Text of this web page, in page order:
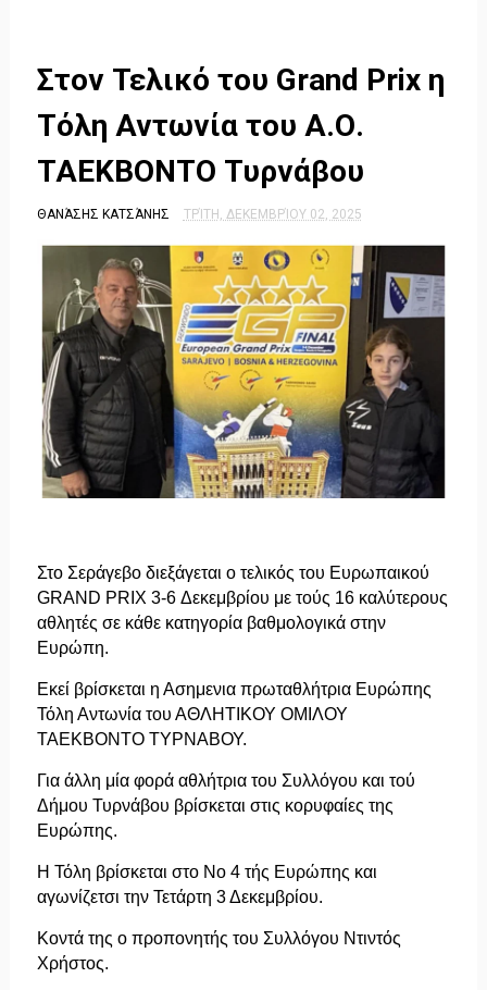
Στον Τελικό του Grand Prix η
Τόλη Αντωνία του Α.Ο.
ΤΑΕΚΒΟΝΤΟ Τυρνάβου
ΘΑΝΆΣΗΣ ΚΑΤΣΆΝΗΣ ΤΡΊΤΗ, ΔΕΚΕΜΒΡΊΟΥ 02, 2025
Στο Σεράγεβο διεξάγεται ο τελικός του Ευρωπαικού
GRAND PRIX 3-6 Δεκεμβρίου με τούς 16 καλύτερους
αθλητές σε κάθε κατηγορία βαθμολογικά στην
Ευρώπη.
Εκεί βρίσκεται η Ασημενια πρωταθλήτρια Ευρώπης
Τόλη Αντωνία του ΑΘΛΗΤΙΚΟΥ ΟΜΙΛΟΥ
ΤΑΕΚΒΟΝΤΟ ΤΥΡΝΑΒΟΥ.
Για άλλη μία φορά αθλήτρια του Συλλόγου και τού
Δήμου Τυρνάβου βρίσκεται στις κορυφαίες της
Ευρώπης.
Η Τόλη βρίσκεται στο Νο 4 τής Ευρώπης και
αγωνίζετσι την Τετάρτη 3 Δεκεμβρίου.
Κοντά της ο προπονητής του Συλλόγου Ντιντός
Χρήστος.